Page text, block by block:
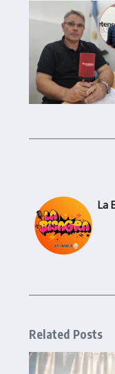
La
Related Posts